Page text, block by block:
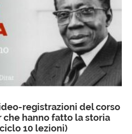
registrazioni del corso
che hanno fatto la storia
10 lezioni)